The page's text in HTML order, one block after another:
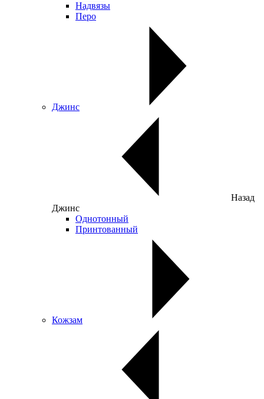
Надвязы
Перо
Джинс
Назад
Джинс
Однотонный
Принтованный
Кожзам